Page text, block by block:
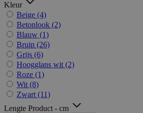
Kleur
Beige (4)
Betonlook (2)
Blauw (1)
Bruin (26)
Grijs (6)
Hoogglans wit (2)
Roze (1)
Wit (8)
Zwart (11)
Lengte Product - cm